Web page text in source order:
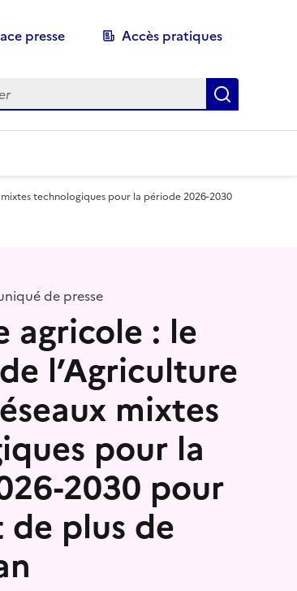
presse Accès pratiques
technologiques pour la période 2026-2030
de presse
agricole : le
l’Agriculture
mixtes
pour la
2030 pour
plus de